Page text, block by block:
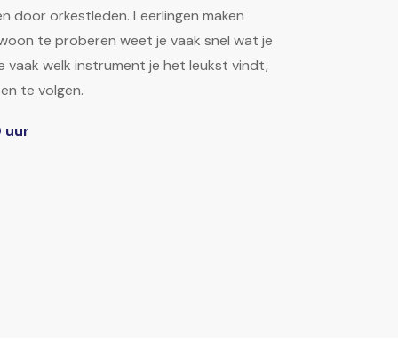
door orkestleden. Leerlingen maken
te proberen weet je vaak snel wat je
vaak welk instrument je het leukst vindt,
te volgen.
uur